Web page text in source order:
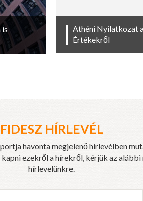
is
Athéni Nyilatkozat
Értékekről
FIDESZ HÍRLEVÉL
havonta megjelenő hírlevélben
ezekről a hírekről, kérjük az
hírlevelünkre.